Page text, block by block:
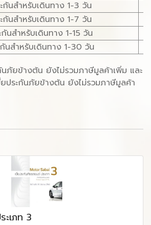
กันสำหรับเดินทาง 1-3 วัน
กันสำหรับเดินทาง 1-7 วัน
กันสำหรับเดินทาง 1-15 วัน
กันสำหรับเดินทาง 1-30 วัน
นภัยข้างต้น ยังไม่รวมภาษีมูลค้าเพิ่ม และ
ประกันภัยข้างต้น ยังไม่รวมภาษีมูลค้า
เภท 3